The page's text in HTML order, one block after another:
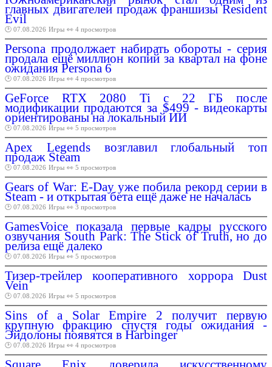
главных двигателей продаж франшизы Resident
Evil
🕑 07.08.2026 Игры 👀 4 просмотров
Persona продолжает набирать обороты - серия
продала ещё миллион копий за квартал на фоне
ожидания Persona 6
🕑 07.08.2026 Игры 👀 4 просмотров
GeForce RTX 2080 Ti с 22 ГБ после
модификации продаются за $499 - видеокарты
ориентированы на локальный ИИ
🕑 07.08.2026 Игры 👀 5 просмотров
Apex Legends возглавил глобальный топ
продаж Steam
🕑 07.08.2026 Игры 👀 5 просмотров
Gears of War: E-Day уже побила рекорд серии в
Steam - и открытая бета ещё даже не началась
🕑 07.08.2026 Игры 👀 3 просмотров
GamesVoice показала первые кадры русского
озвучания South Park: The Stick of Truth, но до
релиза ещё далеко
🕑 07.08.2026 Игры 👀 5 просмотров
Тизер-трейлер кооперативного хоррора Dust
Vein
🕑 07.08.2026 Игры 👀 5 просмотров
Sins of a Solar Empire 2 получит первую
крупную фракцию спустя годы ожидания -
Эйдолоны появятся в Harbinger
🕑 07.08.2026 Игры 👀 4 просмотров